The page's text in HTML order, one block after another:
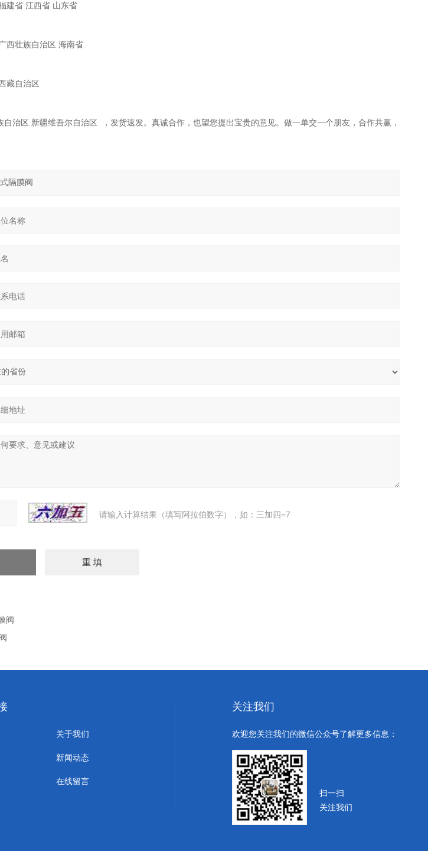
建省 江西省 山东省
西壮族自治区 海南省
藏自治区
自治区 新疆维吾尔自治区 ，发货速发。真诚合作，也望您提出宝贵的意见。做一单交一个朋友，合作共赢，
请输入计算结果（填写阿拉伯数字），如：三加四=7
阀
关于我们
新闻动态
在线留言
关注我们
欢迎您关注我们的微信公众号了解更多信息：
扫一扫
关注我们